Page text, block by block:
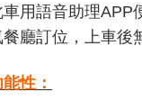
車用語音助理APP
餐廳訂位，上車後
性：